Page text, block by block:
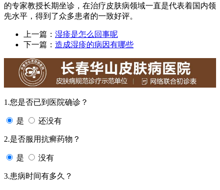
的专家教授长期坐诊，在治疗皮肤病领域一直是代表着国内领
先水平，得到了众多患者的一致好评。
上一篇： 湿疹是怎么回事呢
下一篇： 造成湿疹的病因有哪些
1.您是否已到医院确诊？
是 还没有
2.是否服用抗癣药物？
是 没有
3.患病时间有多久？